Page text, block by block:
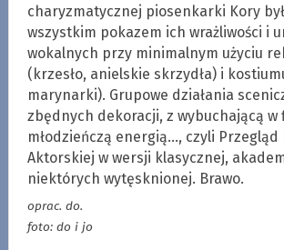
charyzmatycznej piosenkarki Kory
wszystkim pokazem ich wrażliwości i
wokalnych przy minimalnym użyciu
(krzesło, anielskie skrzydła) i
marynarki). Grupowe działania
zbędnych dekoracji, z wybuchającą w
młodzieńczą energią…, czyli Przegląd
Aktorskiej w wersji klasycznej,
niektórych wytęsknionej. Brawo.
oprac. do.
foto: do i jo